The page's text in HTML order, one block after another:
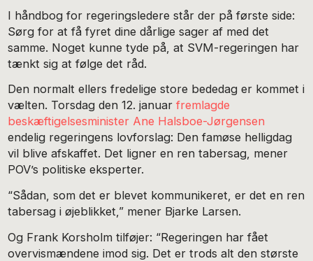
I håndbog for regeringsledere står der på første side:
Sørg for at få fyret dine dårlige sager af med det
samme. Noget kunne tyde på, at SVM-regeringen har
tænkt sig at følge det råd.
Den normalt ellers fredelige store bededag er kommet i
vælten. Torsdag den 12. januarfremlagde
beskæftigelsesminister Ane Halsboe-Jørgensen
endelig regeringens lovforslag: Den famøse helligdag
vil blive afskaffet. Det ligner en ren tabersag, mener
POV’s politiske eksperter.
“Sådan, som det er blevet kommunikeret, er det en ren
tabersag i øjeblikket,” mener Bjarke Larsen.
Og Frank Korsholm tilføjer: “Regeringen har fået
overvismændene imod sig. Det er trods alt den største